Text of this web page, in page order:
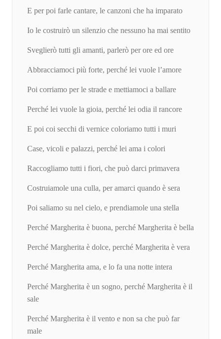
E per poi farle cantare, le canzoni che ha imparato
Io le costruirò un silenzio che nessuno ha mai sentito
Sveglierò tutti gli amanti, parlerò per ore ed ore
Abbracciamoci più forte, perché lei vuole l’amore
Poi corriamo per le strade e mettiamoci a ballare
Perché lei vuole la gioia, perché lei odia il rancore
E poi coi secchi di vernice coloriamo tutti i muri
Case, vicoli e palazzi, perché lei ama i colori
Raccogliamo tutti i fiori, che può darci primavera
Costruiamole una culla, per amarci quando è sera
Poi saliamo su nel cielo, e prendiamole una stella
Perché Margherita è buona, perché Margherita è bella
Perché Margherita è dolce, perché Margherita è vera
Perché Margherita ama, e lo fa una notte intera
Perché Margherita è un sogno, perché Margherita è il
sale
Perché Margherita è il vento e non sa che può far
male